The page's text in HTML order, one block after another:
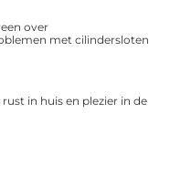
over
met cilindersloten
in huis en plezier in de